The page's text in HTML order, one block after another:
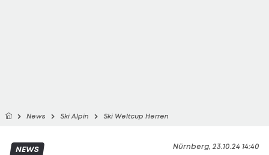
News Ski Alpin Ski Weltcup Herren
Nürnberg, 23.10.24 14:40
NEWS